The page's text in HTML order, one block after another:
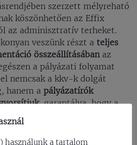
szerzett mélyreható
köszönhetően az Effix
az adminisztratív terheket.
veszünk részt a teljes
összeállításábanaz
a pályázati folyamat
nemcsak a kkv-k dolgát
hanem a pályázatírók
, garantálva, hogy a
mindenben megfeleljenek a
minden esetbenügyfeleinkkel
használunk a tartalom